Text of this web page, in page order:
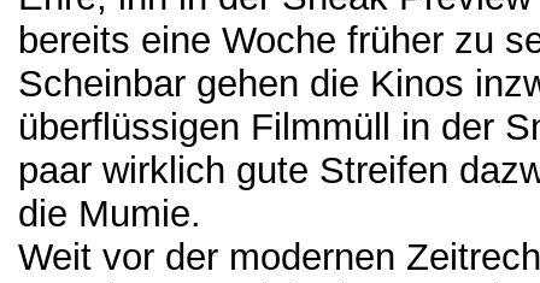
bereits eine Woche früher zu
Scheinbar gehen die Kinos
überflüssigen Filmmüll in der
paar wirklich gute Streifen
die Mumie.
Weit vor der modernen